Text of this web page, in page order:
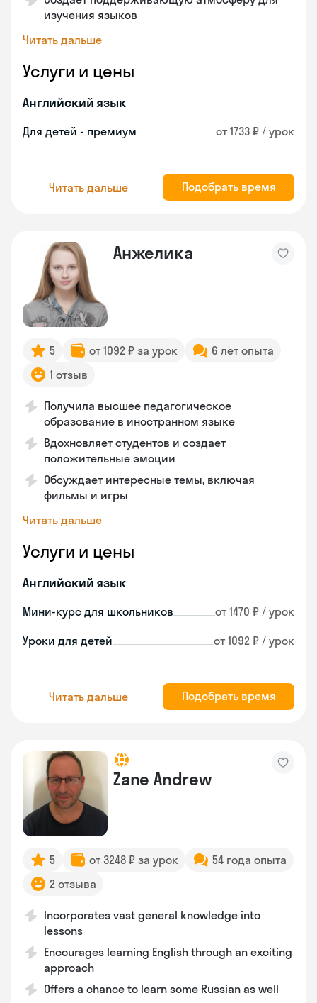
изучения языков
Читать дальше
Услуги и цены
Английский язык
Для детей - премиум от 1733 ₽ / урок
Читать дальше Подобрать время
Анжелика
5 от 1092 ₽ за урок
6 лет опыта
1 отзыв
Получила высшее педагогическое
образование в иностранном языке
Вдохновляет студентов и создает
положительные эмоции
Обсуждает интересные темы, включая
фильмы и игры
Читать дальше
Услуги и цены
Английский язык
Мини-курс для школьников от 1470 ₽ / урок
Уроки для детей от 1092 ₽ / урок
Читать дальше Подобрать время
Zane Andrew
5 от 3248 ₽ за урок
54 года опыта
2 отзыва
Incorporates vast general knowledge into
lessons
Encourages learning English through an exciting
approach
Offers a chance to learn some Russian as well